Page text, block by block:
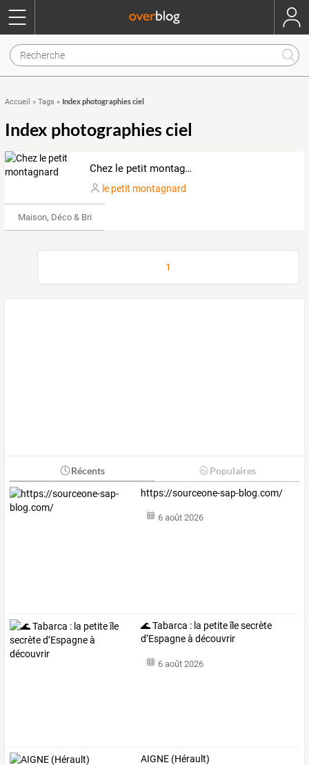
Accueil » Tags » Index photographies ciel
Index photographies ciel
Chez le petit montagnard
le petit montagnard
Maison, Déco & Bricolage
1
Récents Populaires
https://sourceone-sap-blog.com/
6 août 2026
🌊 Tabarca : la petite île secrète
d’Espagne à découvrir
6 août 2026
AIGNE (Hérault)